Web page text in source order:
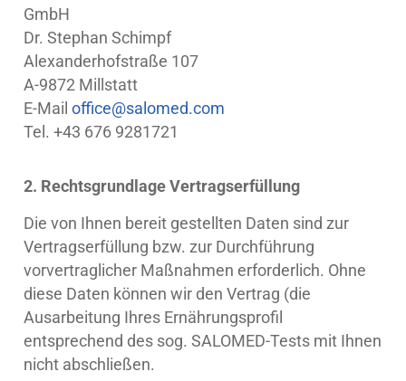
GmbH
Dr. Stephan Schimpf
Alexanderhofstraße 107
A-9872 Millstatt
E-Mail office@salomed.com
Tel. +43 676 9281721
2. Rechtsgrundlage Vertragserfüllung
Die von Ihnen bereit gestellten Daten sind zur
Vertragserfüllung bzw. zur Durchführung
vorvertraglicher Maßnahmen erforderlich. Ohne
diese Daten können wir den Vertrag (die
Ausarbeitung Ihres Ernährungsprofil
entsprechend des sog. SALOMED-Tests mit Ihnen
nicht abschließen.